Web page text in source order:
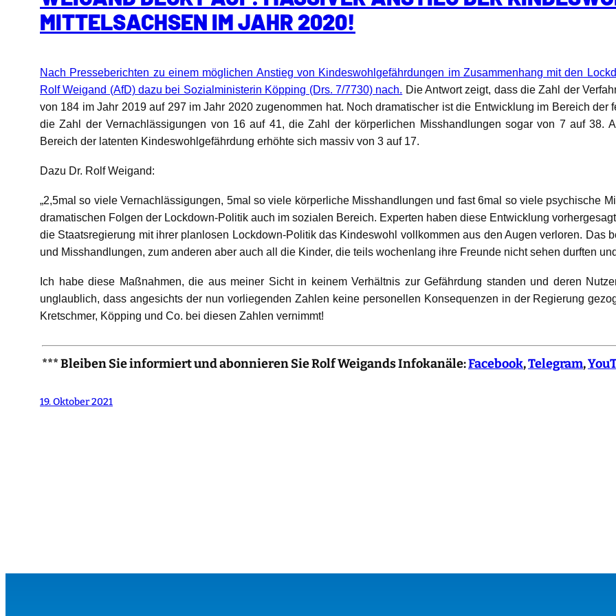
MITTELSACHSEN IM JAHR 2020!
Nach Presseberichten zu einem möglichen Anstieg von Kindeswohlgefährdungen im Zusammenhang mit den
Rolf Weigand (AfD) dazu bei Sozialministerin Köpping (Drs. 7/7730) nach. Die Antwort zeigt, dass die Zahl der
von 184 im Jahr 2019 auf 297 im Jahr 2020 zugenommen hat. Noch dramatischer ist die Entwicklung im Bereich
die Zahl der Vernachlässigungen von 16 auf 41, die Zahl der körperlichen Misshandlungen sogar von 7 auf 38.
Bereich der latenten Kindeswohlgefährdung erhöhte sich massiv von 3 auf 17.
Dazu Dr. Rolf Weigand:
„2,5mal so viele Vernachlässigungen, 5mal so viele körperliche Misshandlungen und fast 6mal so viele psychische
dramatischen Folgen der Lockdown-Politik auch im sozialen Bereich. Experten haben diese Entwicklung
die Staatsregierung mit ihrer planlosen Lockdown-Politik das Kindeswohl vollkommen aus den Augen verloren. Das
und Misshandlungen, zum anderen aber auch all die Kinder, die teils wochenlang ihre Freunde nicht sehen durften
Ich habe diese Maßnahmen, die aus meiner Sicht in keinem Verhältnis zur Gefährdung standen und deren
unglaublich, dass angesichts der nun vorliegenden Zahlen keine personellen Konsequenzen in der Regierung
Kretschmer, Köpping und Co. bei diesen Zahlen vernimmt!
*** Bleiben Sie informiert und abonnieren Sie Rolf Weigands Infokanäle:Facebook,Telegram,
19. Oktober 2021